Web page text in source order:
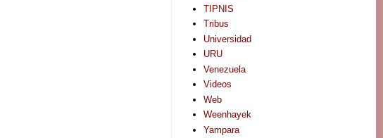
TIPNIS
Tribus
Universidad
URU
Venezuela
Videos
Web
Weenhayek
Yampara